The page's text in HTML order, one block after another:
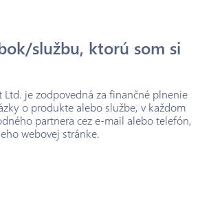
službu, ktorú som si
je zodpovedná za finančné plnenie
o produkte alebo službe, v každom
partnera cez e-mail alebo telefón,
webovej stránke.